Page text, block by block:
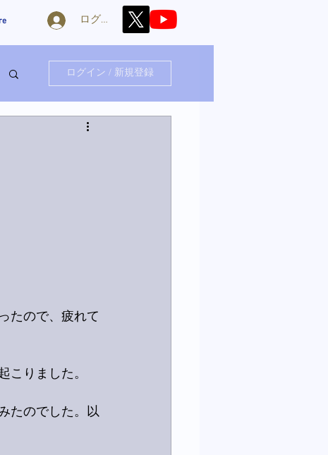
ログイン
ログイン / 新規登録
たので、疲れて
こりました。
たのでした。以